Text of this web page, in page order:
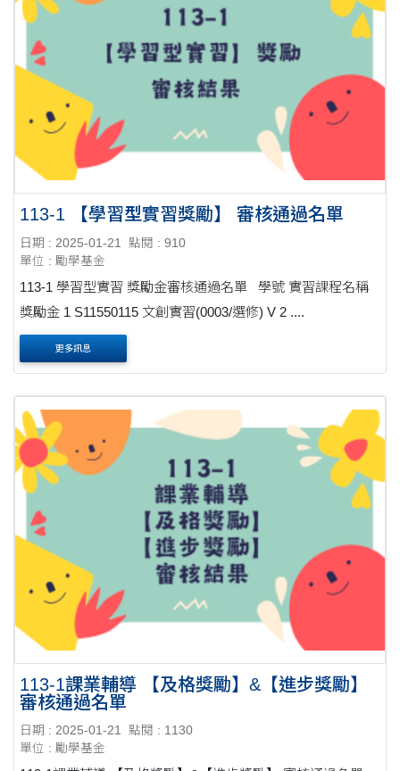
113-1 【學習型實習獎勵】 審核通過名單
日期 : 2025-01-21
點閱 : 910
單位 : 勵學基金
113-1 學習型實習 獎勵金審核通過名單 學號 實習課程名稱
獎勵金 1 S11550115 文創實習(0003/選修) V 2 ....
更多訊息
113-1課業輔導 【及格獎勵】&【進步獎勵】
審核通過名單
日期 : 2025-01-21
點閱 : 1130
單位 : 勵學基金